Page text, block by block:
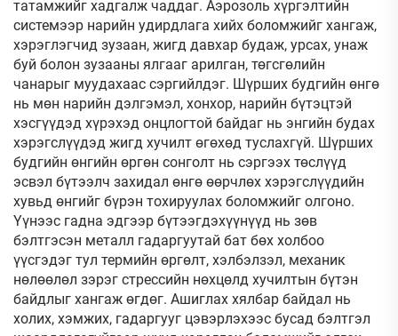
татамжийг хадгалж чаддаг. Аэрозоль хүргэлтийн
системээр нарийн удирдлага хийх боломжийг хангаж,
хэрэглэгчид зузаан, жигд давхар будаж, урсах, унаж
буй болон зузааны ялгааг арилган, төгсгөлийн
чанарыг муудахаас сэргийлдэг. Шүрших будгийн өнгө
нь мөн нарийн дэлгэмэл, хонхор, нарийн бүтэцтэй
хэсгүүдэд хүрэхэд онцлогтой байдаг нь энгийн будах
хэрэгслүүдэд жигд хучилт өгөхөд туслахгүй. Шүрших
будгийн өнгийн өргөн сонголт нь сэргээх төслүүд
эсвэл бүтээлч захидал өнгө өөрчлөх хэрэгслүүдийн
хувьд өнгийг бүрэн тохируулах боломжийг олгоно.
Үүнээс гадна эдгээр бүтээгдэхүүнүүд нь зөв
бэлтгэсэн металл гадаргуутай бат бөх холбоо
үүсгэдэг тул термийн өргөлт, хэлбэлзэл, механик
нөлөөлөл зэрэг стрессийн нөхцөлд хучилтын бүтэн
байдлыг хангаж өгдөг. Ашиглах хялбар байдал нь
холих, хэмжих, гадаргууг цэвэрлэхээс бусад бэлтгэл